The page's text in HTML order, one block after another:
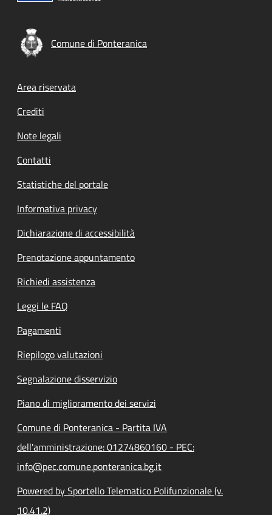
Comune di Ponteranica
Footer menu
Area riservata
Crediti
Note legali
Contatti
Statistiche del portale
Informativa privacy
Dichiarazione di accessibilità
Prenotazione appuntamento
Richiedi assistenza
Leggi le FAQ
Pagamenti
Riepilogo valutazioni
Segnalazione disservizio
Piano di miglioramento dei servizi
Comune di Ponteranica - Partita IVA
dell'amministrazione: 01274860160 - PEC:
info@pec.comune.ponteranica.bg.it
Powered by Sportello Telematico Polifunzionale (v.
10.41.2)